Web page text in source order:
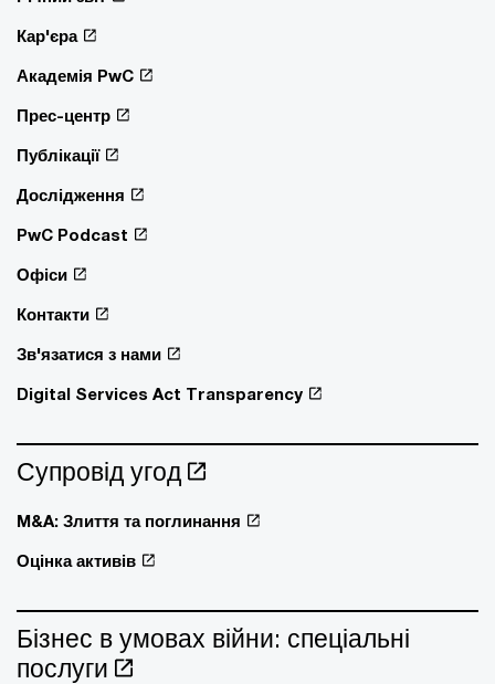
Кар'єра
Академія PwC
Прес-центр
Публікації
Дослідження
PwC Podcast
Офіси
Контакти
Зв'язатися з нами
Digital Services Act Transparency
Супровід угод
M&A: Злиття та поглинання
Оцінка активів
Бізнес в умовах війни: спеціальні
послуги